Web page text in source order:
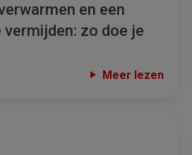
en een
vermijden: zo doe je
Meer lezen